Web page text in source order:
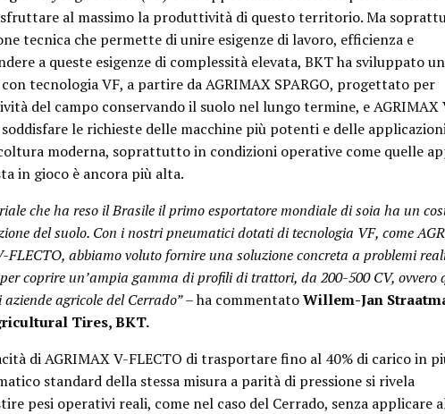
al massimo la produttività di questo territorio. Ma
tecnica che permette di unire esigenze di lavoro, efficienza e
a queste esigenze di complessità elevata, BKT ha sviluppato
tecnologia VF, a partire da AGRIMAX SPARGO, progettato per
del campo conservando il suolo nel lungo termine, e AGRIMAX
le richieste delle macchine più potenti e delle
moderna, soprattutto in condizioni operative come quelle
in gioco è ancora più alta.
che ha reso il Brasile il primo esportatore mondiale di soia ha un
del suolo. Con i nostri pneumatici dotati di tecnologia VF, come
FLECTO, abbiamo voluto fornire una soluzione concreta a problemi
coprire un’ampia gamma di profili di trattori, da 200-500 CV, ovvero
agricole del Cerrado”– ha commentatoWillem-Jan
Tires, BKT.
di AGRIMAX V-FLECTO di trasportare fino al 40% di carico in
standard della stessa misura a parità di pressione si rivela
pesi operativi reali, come nel caso del Cerrado, senza applicare